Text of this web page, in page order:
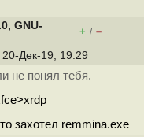
GNU-
+ / –
20-Дек-19, 19:29
не понял тебя.
захотел remmina.exe